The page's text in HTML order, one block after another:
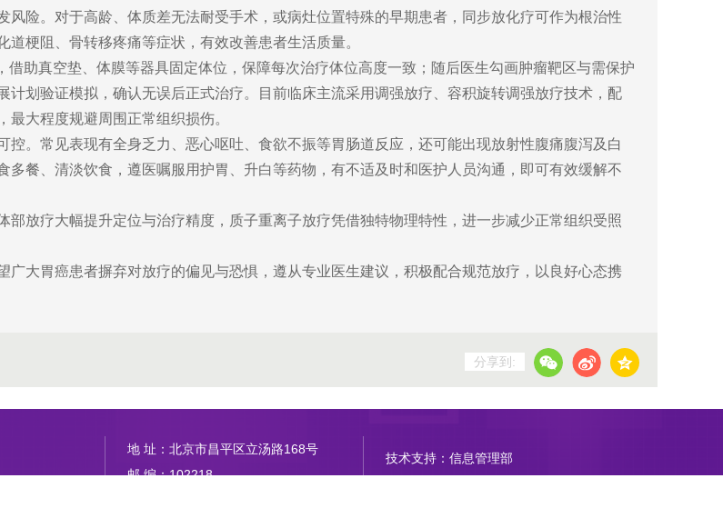
险。对于高龄、体质差无法耐受手术，或病灶位置特殊的早期患者，同步放化疗可作为根治性
梗阻、骨转移疼痛等症状，有效改善患者生活质量。
助真空垫、体膜等器具固定体位，保障每次治疗体位高度一致；随后医生勾画肿瘤靶区与需保护
划验证模拟，确认无误后正式治疗。目前临床主流采用调强放疗、容积旋转调强放疗技术，配
大程度规避周围正常组织损伤。
。常见表现有全身乏力、恶心呕吐、食欲不振等胃肠道反应，还可能出现放射性腹痛腹泻及白
餐、清淡饮食，遵医嘱服用护胃、升白等药物，有不适及时和医护人员沟通，即可有效缓解不
放疗大幅提升定位与治疗精度，质子重离子放疗凭借独特物理特性，进一步减少正常组织受照
大胃癌患者摒弃对放疗的偏见与恐惧，遵从专业医生建议，积极配合规范放疗，以良好心态携
分享到:
地 址：北京市昌平区立汤路168号
邮 编：102218
技术支持：信息管理部